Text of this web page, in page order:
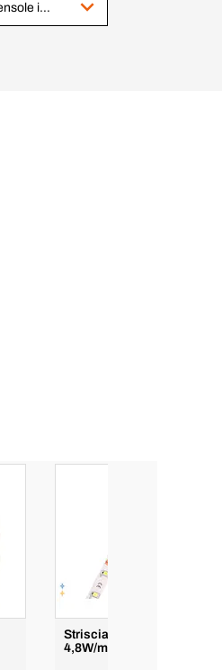
1001512 Kit Zero di supporti per mensole in legno e moduli, Verniciato grigio pie
Striscia LED Lynx Basic
4,8W/m IP20 (12V DC)